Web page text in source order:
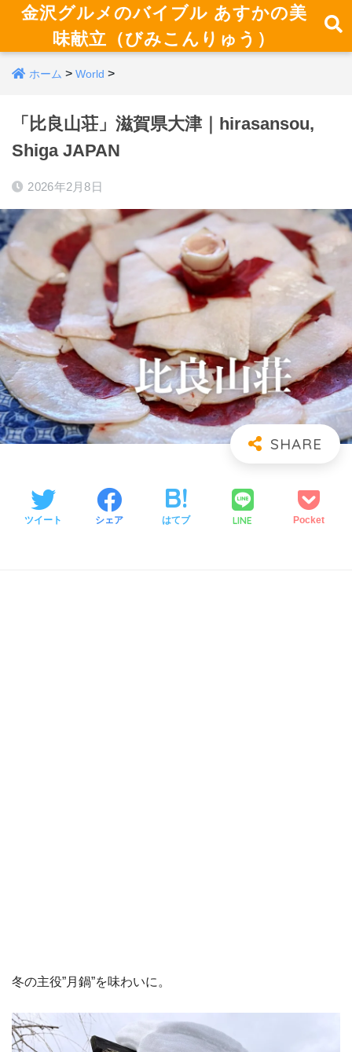
金沢グルメのバイブル あすかの美
味献立（びみこんりゅう）
ホーム > World >
「比良山荘」滋賀県大津｜hirasansou,
Shiga JAPAN
2026年2月8日
ツイート シェア はてブ LINE Pocket
冬の主役”月鍋”を味わいに。